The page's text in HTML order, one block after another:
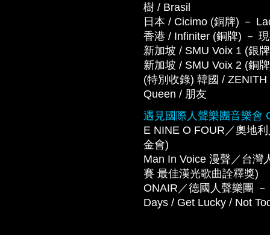
樹 / Brasil
日本 / Cicimo (銅牌) －
香港 / Infiniter (銅牌) －
新加坡 / SMU Voix 1 (銀
新加坡 / SMU Voix 2 (銅
(特別收錄) 韓國 /
Queen / 朋友
遇見國際人聲樂團音樂會
E NINE O FOUR／奧地
金會)
Man In Voice 漫聲／台灣
賽 最佳漢光歌曲詮釋獎)
ONAIR／德國人聲樂團
Days / Get Lucky / Not